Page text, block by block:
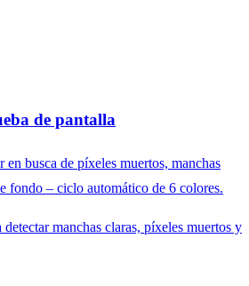
de pantalla
busca de píxeles muertos, manchas
fondo – ciclo automático de 6 colores.
detectar manchas claras, píxeles muertos y